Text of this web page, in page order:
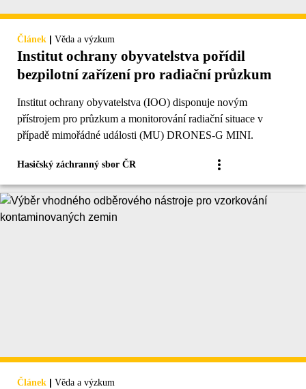
Článek | Věda a výzkum
Institut ochrany obyvatelstva pořídil
bezpilotní zařízení pro radiační průzkum
Institut ochrany obyvatelstva (IOO) disponuje novým
přístrojem pro průzkum a monitorování radiační situace v
případě mimořádné události (MU) DRONES-G MINI.
Hasičský záchranný sbor ČR
Článek | Věda a výzkum